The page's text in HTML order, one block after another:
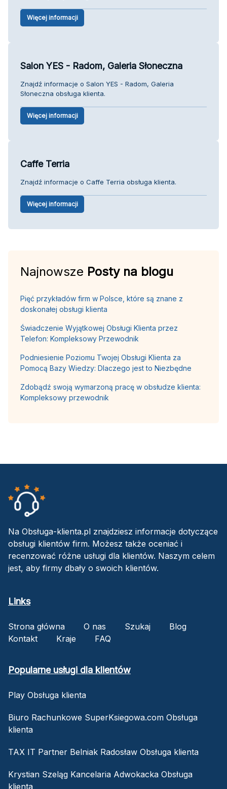
Więcej informacji
Salon YES - Radom, Galeria Słoneczna
Znajdź informacje o Salon YES - Radom, Galeria
Słoneczna obsługa klienta.
Więcej informacji
Caffe Terria
Znajdź informacje o Caffe Terria obsługa klienta.
Więcej informacji
Najnowsze Posty na blogu
Pięć przykładów firm w Polsce, które są znane z
doskonałej obsługi klienta
Świadczenie Wyjątkowej Obsługi Klienta przez
Telefon: Kompleksowy Przewodnik
Podniesienie Poziomu Twojej Obsługi Klienta za
Pomocą Bazy Wiedzy: Dlaczego jest to Niezbędne
Zdobądź swoją wymarzoną pracę w obsłudze klienta:
Kompleksowy przewodnik
Na Obsługa-klienta.pl znajdziesz informacje dotyczące
obsługi klientów firm. Możesz także oceniać i
recenzować różne usługi dla klientów. Naszym celem
jest, aby firmy dbały o swoich klientów.
Links
Strona główna O nas Szukaj
Blog
Kontakt
Kraje FAQ
Popularne usługi dla klientów
Play Obsługa klienta
Biuro Rachunkowe SuperKsiegowa.com Obsługa
klienta
TAX IT Partner Belniak Radosław Obsługa klienta
Krystian Szeląg Kancelaria Adwokacka Obsługa
klienta